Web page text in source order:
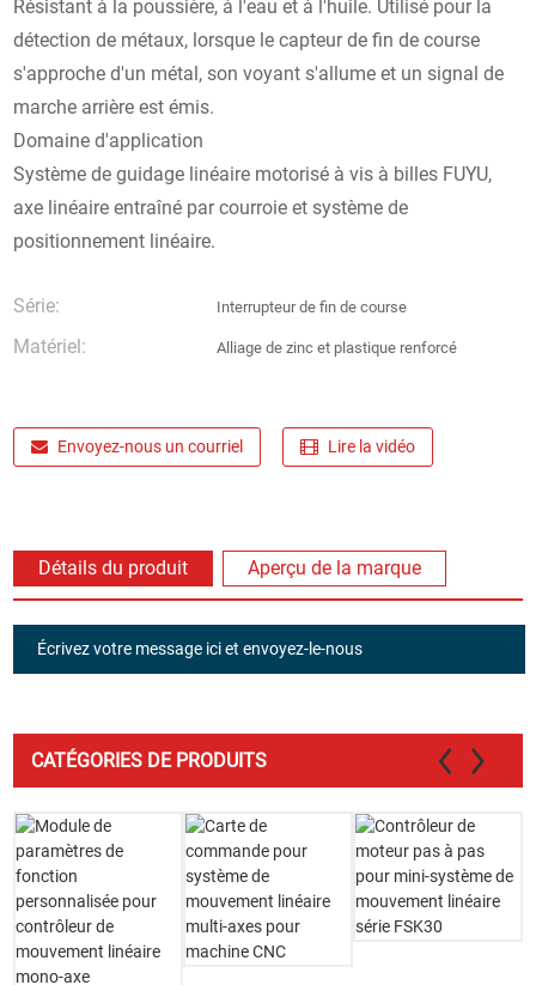
Résistant à la poussière, à l'eau et à l'huile. Utilisé pour la
détection de métaux, lorsque le capteur de fin de course
s'approche d'un métal, son voyant s'allume et un signal de
marche arrière est émis.
Domaine d'application
Système de guidage linéaire motorisé à vis à billes FUYU,
axe linéaire entraîné par courroie et système de
positionnement linéaire.
Série: Interrupteur de fin de course
Matériel: Alliage de zinc et plastique renforcé
Envoyez-nous un courriel Lire la vidéo
Détails du produit Aperçu de la marque
Écrivez votre message ici et envoyez-le-nous
CATÉGORIES DE PRODUITS